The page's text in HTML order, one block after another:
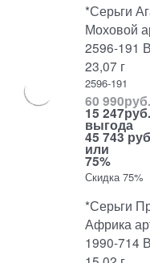
*Серьги
Моховой
2596-191
23,07 г
2596-191
60 990руб.
15 247руб.
выгода
45 743
или
75%
Скидка 75%
*Серьги
Африка
1990-714